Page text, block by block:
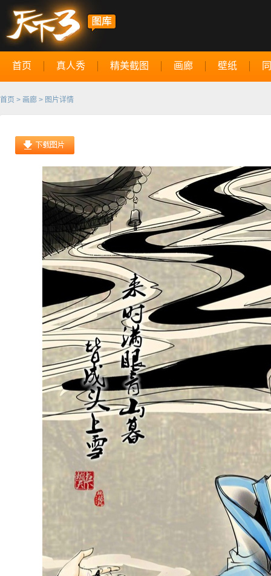
首页 真人秀 精美截图 画廊 壁纸
首页 > 画廊 > 图片详情